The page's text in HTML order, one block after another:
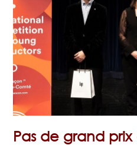
Pas de grand